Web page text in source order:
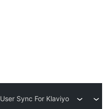
User Sync For Klaviyo